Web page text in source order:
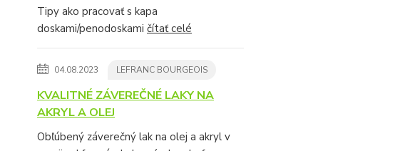
Tipy ako pracovať s kapa
doskami/penodoskami čítať celé
04.08.2023 LEFRANC BOURGEOIS
KVALITNÉ ZÁVEREČNÉ LAKY NA
AKRYL A OLEJ
Obľúbený záverečný lak na olej a akryl v